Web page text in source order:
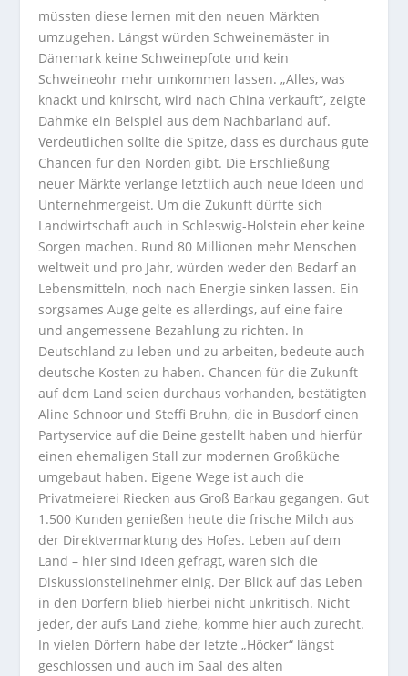
müssten diese lernen mit den neuen Märkten
umzugehen. Längst würden Schweinemäster in
Dänemark keine Schweinepfote und kein
Schweineohr mehr umkommen lassen. „Alles, was
knackt und knirscht, wird nach China verkauft“, zeigte
Dahmke ein Beispiel aus dem Nachbarland auf.
Verdeutlichen sollte die Spitze, dass es durchaus gute
Chancen für den Norden gibt. Die Erschließung
neuer Märkte verlange letztlich auch neue Ideen und
Unternehmergeist. Um die Zukunft dürfte sich
Landwirtschaft auch in Schleswig-Holstein eher keine
Sorgen machen. Rund 80 Millionen mehr Menschen
weltweit und pro Jahr, würden weder den Bedarf an
Lebensmitteln, noch nach Energie sinken lassen. Ein
sorgsames Auge gelte es allerdings, auf eine faire
und angemessene Bezahlung zu richten. In
Deutschland zu leben und zu arbeiten, bedeute auch
deutsche Kosten zu haben. Chancen für die Zukunft
auf dem Land seien durchaus vorhanden, bestätigten
Aline Schnoor und Steffi Bruhn, die in Busdorf einen
Partyservice auf die Beine gestellt haben und hierfür
einen ehemaligen Stall zur modernen Großküche
umgebaut haben. Eigene Wege ist auch die
Privatmeierei Riecken aus Groß Barkau gegangen. Gut
1.500 Kunden genießen heute die frische Milch aus
der Direktvermarktung des Hofes. Leben auf dem
Land – hier sind Ideen gefragt, waren sich die
Diskussionsteilnehmer einig. Der Blick auf das Leben
in den Dörfern blieb hierbei nicht unkritisch. Nicht
jeder, der aufs Land ziehe, komme hier auch zurecht.
In vielen Dörfern habe der letzte „Höcker“ längst
geschlossen und auch im Saal des alten